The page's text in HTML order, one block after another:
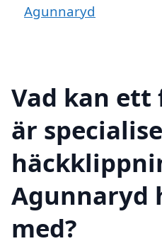
Agunnaryd
Vad kan ett
är
Agunnaryd
med?